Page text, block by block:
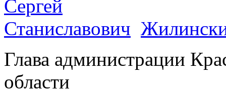
Глава администрации
области